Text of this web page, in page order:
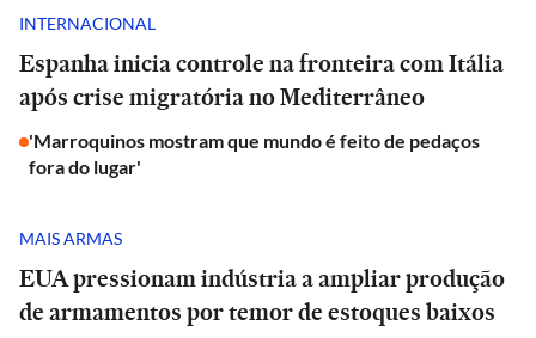
INTERNACIONAL
Espanha inicia controle na fronteira com Itália
após crise migratória no Mediterrâneo
'Marroquinos mostram que mundo é feito de pedaços
fora do lugar'
MAIS ARMAS
EUA pressionam indústria a ampliar produção
de armamentos por temor de estoques baixos